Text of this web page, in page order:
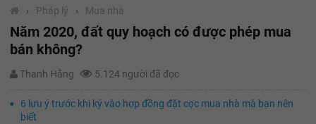
› Pháp lý › Mua nhà
Năm 2020, đất quy hoạch có được phép mua
bán không?
Thanh Hằng 5.124 người đã đọc
6 lưu ý trước khi ký vào hợp đồng đặt cọc mua nhà mà bạn nên
biết